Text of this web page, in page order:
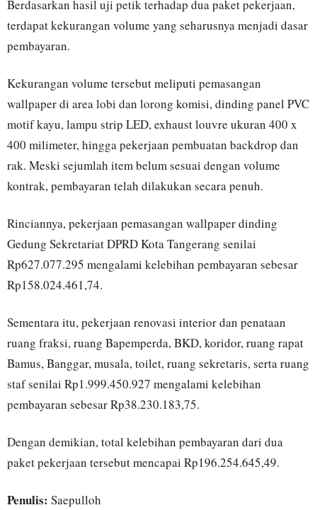
Berdasarkan hasil uji petik terhadap dua paket pekerjaan,
terdapat kekurangan volume yang seharusnya menjadi dasar
pembayaran.
Kekurangan volume tersebut meliputi pemasangan
wallpaper di area lobi dan lorong komisi, dinding panel PVC
motif kayu, lampu strip LED, exhaust louvre ukuran 400 x
400 milimeter, hingga pekerjaan pembuatan backdrop dan
rak. Meski sejumlah item belum sesuai dengan volume
kontrak, pembayaran telah dilakukan secara penuh.
Rinciannya, pekerjaan pemasangan wallpaper dinding
Gedung Sekretariat DPRD Kota Tangerang senilai
Rp627.077.295 mengalami kelebihan pembayaran sebesar
Rp158.024.461,74.
Sementara itu, pekerjaan renovasi interior dan penataan
ruang fraksi, ruang Bapemperda, BKD, koridor, ruang rapat
Bamus, Banggar, musala, toilet, ruang sekretaris, serta ruang
staf senilai Rp1.999.450.927 mengalami kelebihan
pembayaran sebesar Rp38.230.183,75.
Dengan demikian, total kelebihan pembayaran dari dua
paket pekerjaan tersebut mencapai Rp196.254.645,49.
Penulis: Saepulloh